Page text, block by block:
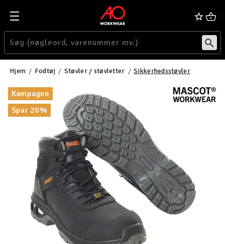
Hjem Fodtøj Støvler / støvletter Sikkerhedsstøvler
Kampagne
Spar 20%